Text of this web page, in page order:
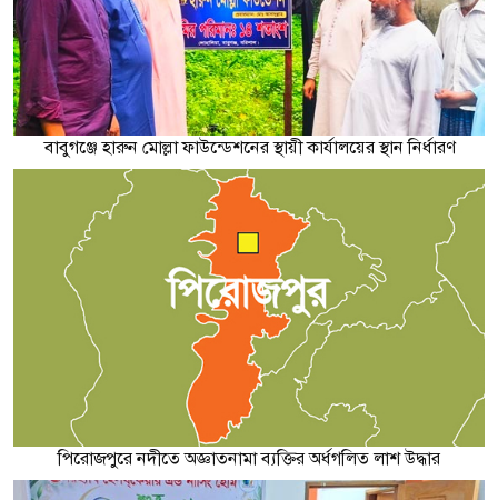
বাবুগঞ্জে হারুন মোল্লা ফাউন্ডেশনের স্থায়ী কার্যালয়ের স্থান নির্ধারণ
পিরোজপুরে নদীতে অজ্ঞাতনামা ব্যক্তির অর্ধগলিত লাশ উদ্ধার